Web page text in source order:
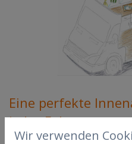
Eine perfekte
jedes Fahrzeug von
Wir verwenden